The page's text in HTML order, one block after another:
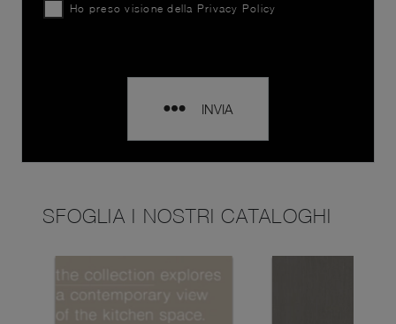
Ho preso visione della Privacy Policy
INVIA
SFOGLIA I NOSTRI CATALOGHI